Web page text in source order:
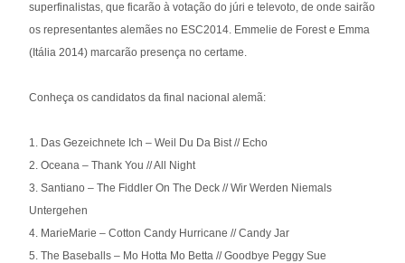
superfinalistas, que ficarão à votação do júri e televoto, de onde sairão
os representantes alemães no ESC2014. Emmelie de Forest e Emma
(Itália 2014) marcarão presença no certame.
Conheça os candidatos da final nacional alemã:
1. Das Gezeichnete Ich – Weil Du Da Bist // Echo
2. Oceana – Thank You // All Night
3. Santiano – The Fiddler On The Deck // Wir Werden Niemals
Untergehen
4. MarieMarie – Cotton Candy Hurricane // Candy Jar
5. The Baseballs – Mo Hotta Mo Betta // Goodbye Peggy Sue